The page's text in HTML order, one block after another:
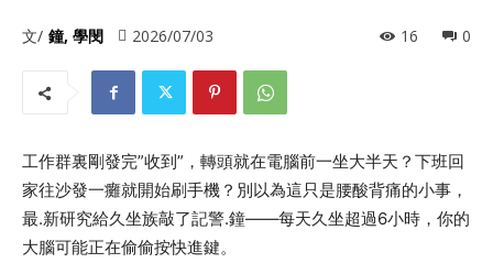
文/ 鐘, 學閔 2026/07/03 0
16
工作群裏剛發完”收到”，轉頭就在電腦前一坐大半天？下班回
家往沙發一癱就開始刷手機？別以為這只是腰酸背痛的小事，
最.新研究給久坐族敲了記警.鐘——每天久坐超過6小時，你的
大腦可能正在偷偷按快進鍵。